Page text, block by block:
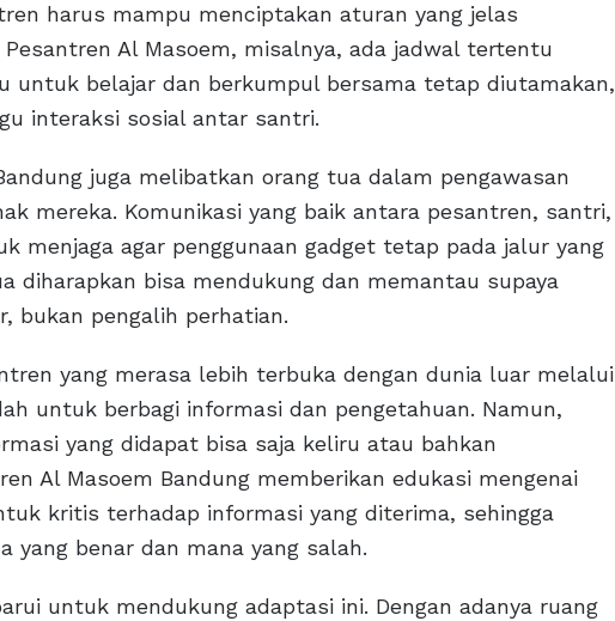
harus mampu menciptakan aturan yang jelas
Pesantren Al Masoem, misalnya, ada jadwal tertentu
untuk belajar dan berkumpul bersama tetap diutamakan,
interaksi sosial antar santri.
juga melibatkan orang tua dalam pengawasan
mereka. Komunikasi yang baik antara pesantren, santri,
menjaga agar penggunaan gadget tetap pada jalur yang
diharapkan bisa mendukung dan memantau supaya
bukan pengalih perhatian.
yang merasa lebih terbuka dengan dunia luar melalui
untuk berbagi informasi dan pengetahuan. Namun,
yang didapat bisa saja keliru atau bahkan
Al Masoem Bandung memberikan edukasi mengenai
kritis terhadap informasi yang diterima, sehingga
yang benar dan mana yang salah.
untuk mendukung adaptasi ini. Dengan adanya ruang